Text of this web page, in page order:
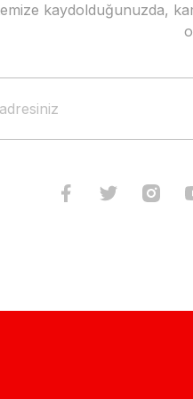
kaydolduğunuzda,